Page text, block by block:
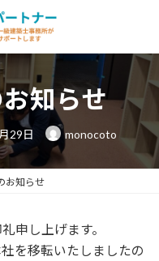
知らせ
29日 monocoto
お知らせ
申し上げます。
を移転いたしましたの